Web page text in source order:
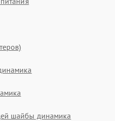
шайбы динамика